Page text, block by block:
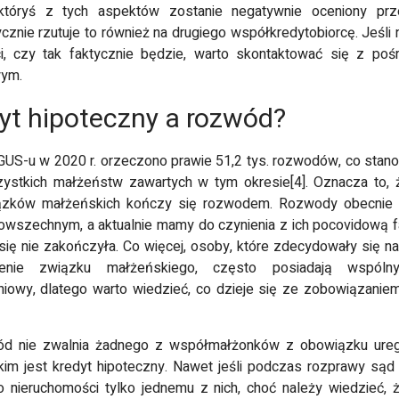
z tych aspektów zostanie negatywnie oceniony
rzutuje to również na drugiego współkredytobiorcę. Jeśli
czy tak faktycznie będzie, warto skontaktować się z
hipoteczny a rozwód?
u w 2020 r. orzeczono prawie 51,2 tys. rozwodów, co
małżeństw zawartych w tym okresie[4]. Oznacza to,
małżeńskich kończy się rozwodem. Rozwody obecnie
a aktualnie mamy do czynienia z ich pocovidową
nie zakończyła. Co więcej, osoby, które zdecydowały się
związku małżeńskiego, często posiadają
dlatego warto wiedzieć, co dzieje się ze
nie zwalnia żadnego z współmałżonków z obowiązku
jest kredyt hipoteczny. Nawet jeśli podczas rozprawy sąd
nieruchomości tylko jednemu z nich, choć należy wiedzieć,